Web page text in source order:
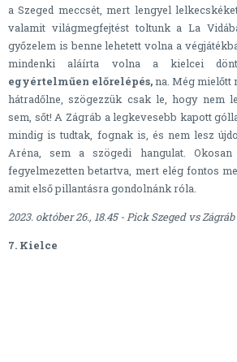
a Szeged meccsét, mert lengyel
valamit világmegfejtést toltunk a La
győzelem is benne lehetett volna a
mindenki aláírta volna a kielcei
egyértelműen előrelépés,na. Még mielőtt
hátradőlne, szögezzük csak le, hogy nem
sem, sőt! A Zágráb a legkevesebb kapott
mindig is tudtak, fognak is, és nem lesz
Aréna, sem a szögedi hangulat.
fegyelmezetten betartva, mert elég fontos
amit első pillantásra gondolnánk róla.
2023. október 26., 18.45 - Pick Szeged vs Zágráb
7. Kielce